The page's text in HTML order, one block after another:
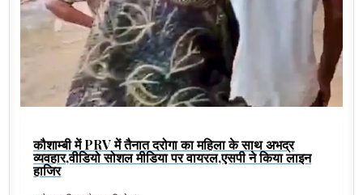
कौशाम्बी में PRV में तैनात दरोगा का महिला के साथ अभद्र
व्यवहार,वीडियो सोशल मीडिया पर वायरल,एसपी ने किया लाइन
हाजिर